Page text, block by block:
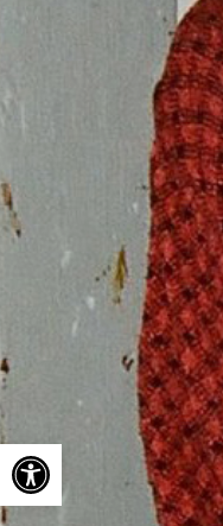
Open toolbar